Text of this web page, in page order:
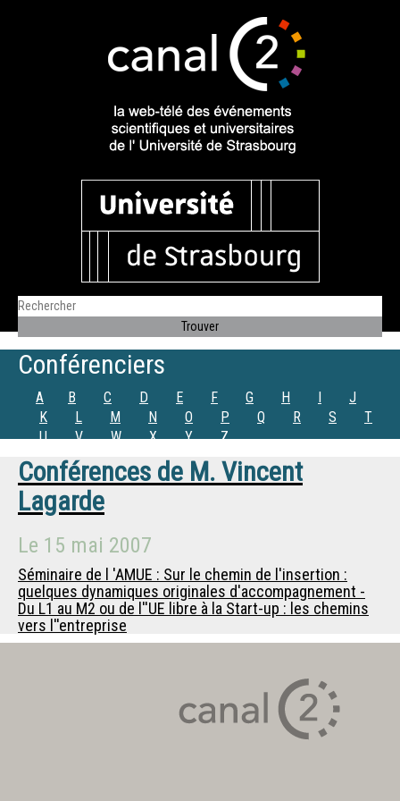
Conférenciers
A B C D E F G H I
J
K
L M N O P Q R S
T
U
V W X Y Z
Conférences de M. Vincent
Lagarde
Le 15 mai 2007
Séminaire de l 'AMUE : Sur le chemin de l'insertion :
quelques dynamiques originales d'accompagnement -
Du L1 au M2 ou de l''UE libre à la Start-up : les chemins
vers l''entreprise